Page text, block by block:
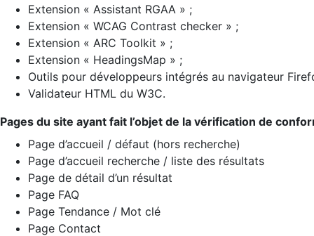
Extension « Assistant RGAA » ;
Extension « WCAG Contrast checker » ;
Extension « ARC Toolkit » ;
Extension « HeadingsMap » ;
Outils pour développeurs intégrés au navigateur
Validateur HTML du W3C.
Pages du site ayant fait l’objet de la vérification de
Page d’accueil / défaut (hors recherche)
Page d’accueil recherche / liste des résultats
Page de détail d’un résultat
Page FAQ
Page Tendance / Mot clé
Page Contact